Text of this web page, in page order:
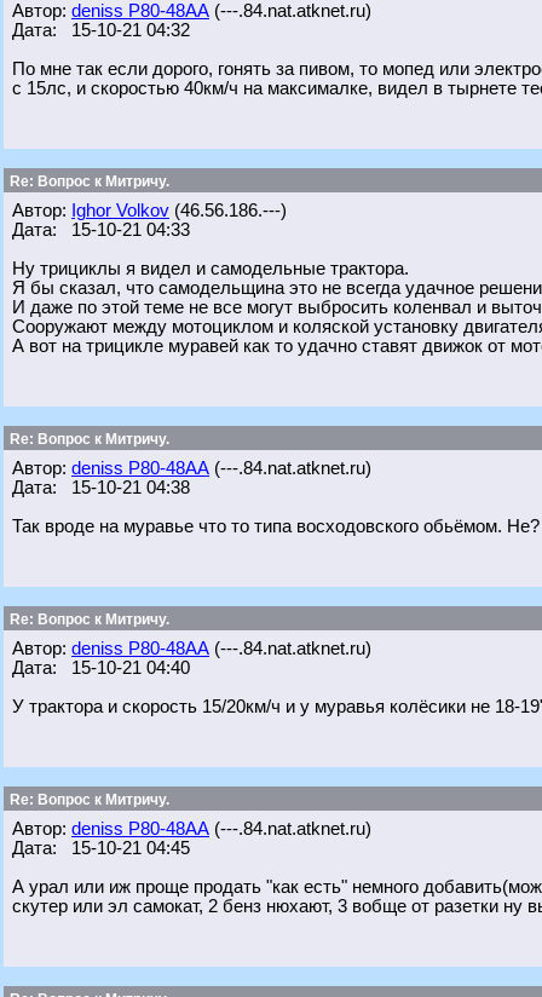
Автор: deniss Р80-48АА (---.84.nat.atknet.ru)
Дата: 15-10-21 04:32
По мне так если дорого, гонять за пивом, то мопед или
с 15лс, и скоростью 40км/ч на максималке, видел в тырнете
Re: Вопрос к Митричу.
Автор: Ighor Volkov (46.56.186.---)
Дата: 15-10-21 04:33
Ну трициклы я видел и самодельные трактора.
Я бы сказал, что самодельщина это не всегда удачное
И даже по этой теме не все могут выбросить коленвал и
Сооружают между мотоциклом и коляской установку
А вот на трицикле муравей как то удачно ставят движок от
Re: Вопрос к Митричу.
Автор: deniss Р80-48АА (---.84.nat.atknet.ru)
Дата: 15-10-21 04:38
Так вроде на муравье что то типа восходовского обьёмом. Не?
Re: Вопрос к Митричу.
Автор: deniss Р80-48АА (---.84.nat.atknet.ru)
Дата: 15-10-21 04:40
У трактора и скорость 15/20км/ч и у муравья колёсики не 18-
Re: Вопрос к Митричу.
Автор: deniss Р80-48АА (---.84.nat.atknet.ru)
Дата: 15-10-21 04:45
А урал или иж проще продать "как есть" немного
скутер или эл самокат, 2 бенз нюхают, 3 вобще от разетки ну